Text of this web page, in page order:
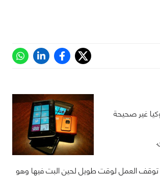
غير صحيحة
العمل لوقت طويل لحين البت فيها وهو